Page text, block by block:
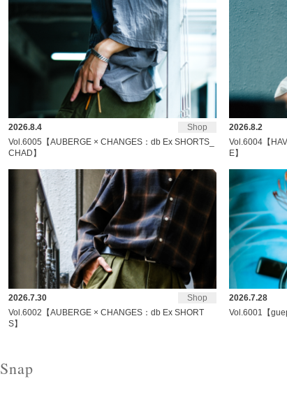
Shop
2026.8.4
Vol.6005【AUBERGE × CHANGES：db Ex SHORTS_
CHAD】
2026.8.2
Vol.6004【
E】
Shop
2026.7.30
Vol.6002【AUBERGE × CHANGES：db Ex SHORT
S】
2026.7.28
Vol.6001【
Snap